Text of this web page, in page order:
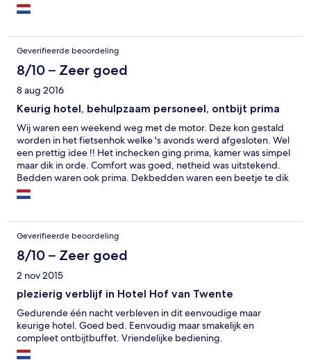
Geverifieerde beoordeling
8/10 – Zeer goed
8 aug 2016
Keurig hotel, behulpzaam personeel, ontbijt prima
Wij waren een weekend weg met de motor. Deze kon gestald
worden in het fietsenhok welke 's avonds werd afgesloten. Wel
een prettig idee !! Het inchecken ging prima, kamer was simpel
maar dik in orde. Comfort was goed, netheid was uitstekend.
Bedden waren ook prima. Dekbedden waren een beetje te dik
voor de zomer. Misschien een idee om zomers van dekbedden
te wisselen (zomerdekbed). Wij raden dit hotel zeker aan !!
Geverifieerde beoordeling
8/10 – Zeer goed
2 nov 2015
plezierig verblijf in Hotel Hof van Twente
Gedurende één nacht verbleven in dit eenvoudige maar
keurige hotel. Goed bed. Eenvoudig maar smakelijk en
compleet ontbijtbuffet. Vriendelijke bediening.